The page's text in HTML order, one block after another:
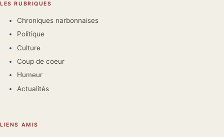
LES RUBRIQUES
Chroniques narbonnaises
Politique
Culture
Coup de coeur
Humeur
Actualités
LIENS AMIS